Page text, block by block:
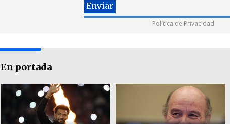
Política de Privacidad
En portada